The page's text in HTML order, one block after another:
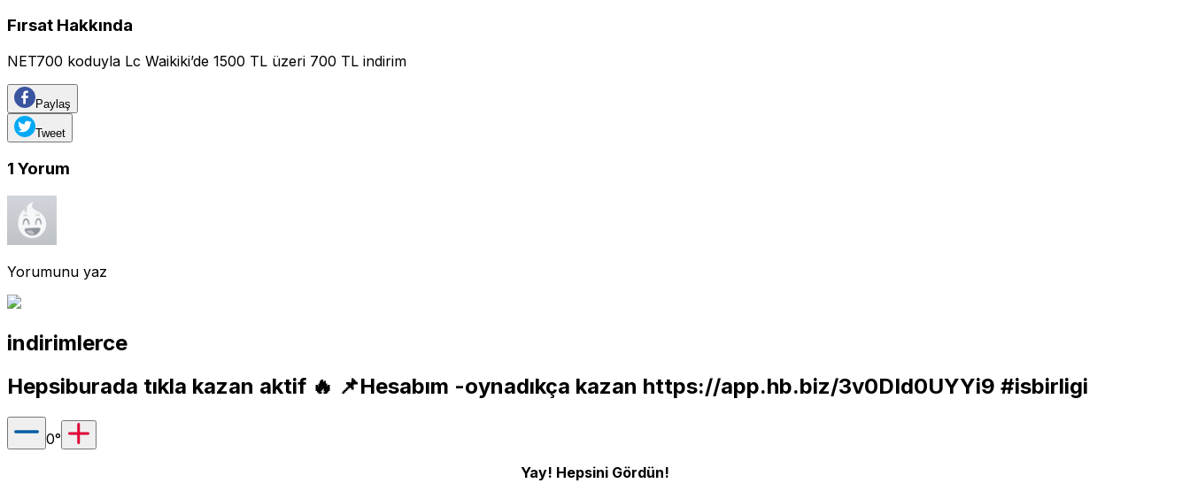
Fırsat Hakkında
NET700 koduyla Lc Waikiki’de 1500 TL üzeri 700 TL indirim
Paylaş
Tweet
1 Yorum
Yorumunu yaz
indirimlerce
Hepsiburada tıkla kazan aktif 🔥 📌Hesabım -oynadıkça kazan https://app.hb.biz/3v0DId0UYYi9 #isbirligi
0°
Yay! Hepsini Gördün!